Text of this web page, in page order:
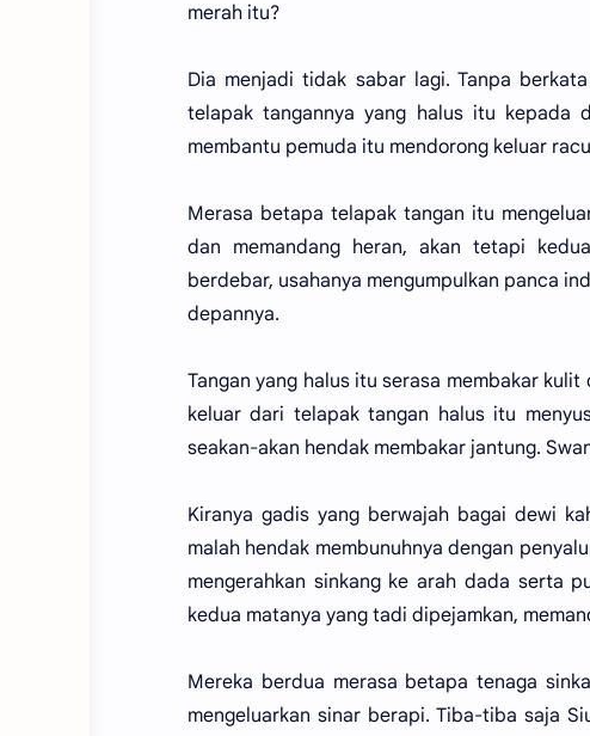
merah itu?
Dia menjadi tidak sabar lagi. Tanpa
telapak tangannya yang halus itu kepada
membantu pemuda itu mendorong keluar
Merasa betapa telapak tangan itu
dan memandang heran, akan tetapi
berdebar, usahanya mengumpulkan panca
depannya.
Tangan yang halus itu serasa membakar
keluar dari telapak tangan halus itu
seakan-akan hendak membakar jantung.
Kiranya gadis yang berwajah bagai dewi
malah hendak membunuhnya dengan
mengerahkan sinkang ke arah dada serta
kedua matanya yang tadi dipejamkan,
Mereka berdua merasa betapa tenaga
mengeluarkan sinar berapi. Tiba-tiba saja